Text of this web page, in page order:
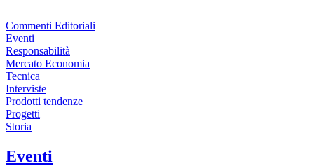
Commenti Editoriali
Eventi
Responsabilità
Mercato Economia
Tecnica
Interviste
Prodotti tendenze
Progetti
Storia
Eventi